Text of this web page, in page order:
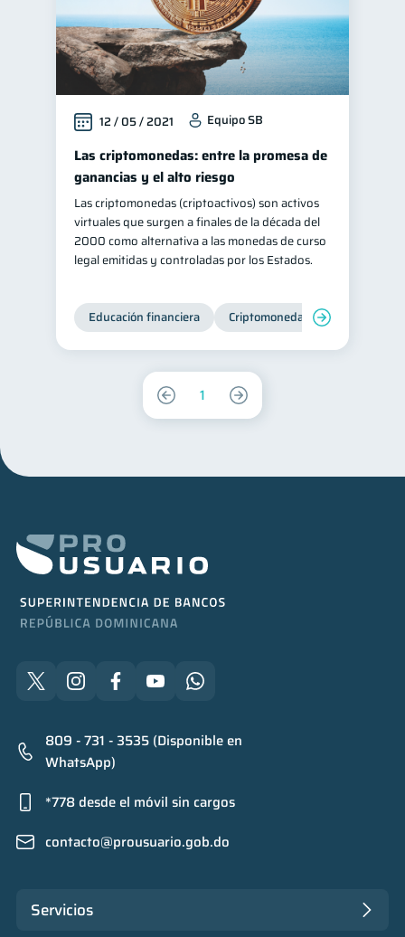
12 / 05 / 2021 Equipo SB
Las criptomonedas: entre la promesa de
ganancias y el alto riesgo
Las criptomonedas (criptoactivos) son activos
virtuales que surgen a finales de la década del
2000 como alternativa a las monedas de curso
legal emitidas y controladas por los Estados.
Educación financiera Criptomonedas
1
809 - 731 - 3535 (Disponible en
WhatsApp)
*778 desde el móvil sin cargos
contacto@prousuario.gob.do
Servicios